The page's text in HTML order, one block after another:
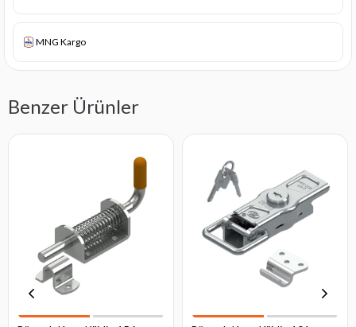
MNG Kargo
Benzer Ürünler